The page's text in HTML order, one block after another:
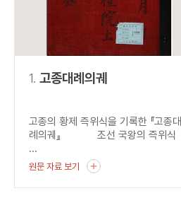
OR
NOT
1. 고종대례의궤
고종의 황제 즉위식을 기록한 『고종대
례의궤』 조선 국왕의 즉위식
...
원문 자료 보기